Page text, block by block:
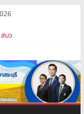
ร่งใสในสำนักงานเขต
สู่เส้นทางความ
เทศ ครั้งที่ 2/2569 “All
ตำแหน่งศึกษานิเทศก์